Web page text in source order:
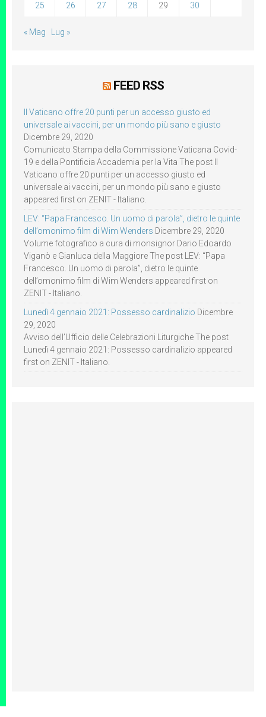
25 26 27 28 29 30
« Mag Lug »
FEED RSS
Il Vaticano offre 20 punti per un accesso giusto ed
universale ai vaccini, per un mondo più sano e giusto
Dicembre 29, 2020
Comunicato Stampa della Commissione Vaticana Covid-
19 e della Pontificia Accademia per la Vita The post Il
Vaticano offre 20 punti per un accesso giusto ed
universale ai vaccini, per un mondo più sano e giusto
appeared first on ZENIT - Italiano.
LEV: “Papa Francesco. Un uomo di parola”, dietro le quinte
dell’omonimo film di Wim Wenders Dicembre 29, 2020
Volume fotografico a cura di monsignor Dario Edoardo
Viganò e Gianluca della Maggiore The post LEV: “Papa
Francesco. Un uomo di parola”, dietro le quinte
dell’omonimo film di Wim Wenders appeared first on
ZENIT - Italiano.
Lunedì 4 gennaio 2021: Possesso cardinalizio Dicembre
29, 2020
Avviso dell’Ufficio delle Celebrazioni Liturgiche The post
Lunedì 4 gennaio 2021: Possesso cardinalizio appeared
first on ZENIT - Italiano.